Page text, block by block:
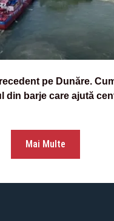
pe Dunăre.
din barje care ajută
Mai Multe